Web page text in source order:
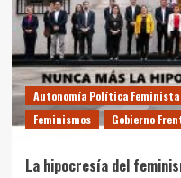
Autonomía Política Feminista
Feminismos
Gobierno
La hipocresía del